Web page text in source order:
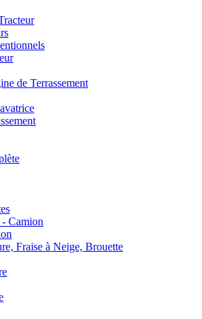
de Terrassement
Camion
Fraise à Neige, Brouette